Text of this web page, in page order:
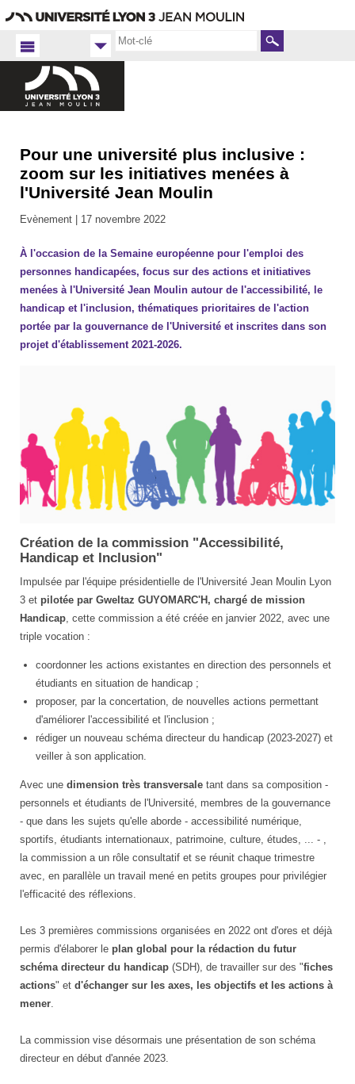
Rechercher
Accueil
Université
2023
Pour une université plus inclusive :
zoom sur les initiatives menées à
l'Université Jean Moulin
Evènement | 17 novembre 2022
À l'occasion de la Semaine européenne pour l'emploi des
personnes handicapées, focus sur des actions et initiatives
menées à l'Université Jean Moulin autour de l'accessibilité, le
handicap et l'inclusion, thématiques prioritaires de l'action
portée par la gouvernance de l'Université et inscrites dans son
projet d'établissement 2021-2026.
Création de la commission "Accessibilité,
Handicap et Inclusion"
Impulsée par l'équipe présidentielle de l'Université Jean Moulin Lyon
3 et pilotée par Gweltaz GUYOMARC'H, chargé de mission
Handicap , cette commission a été créée en janvier 2022, avec une
triple vocation :
coordonner les actions existantes en direction des personnels et
étudiants en situation de handicap ;
proposer, par la concertation, de nouvelles actions permettant
d'améliorer l'accessibilité et l'inclusion ;
rédiger un nouveau schéma directeur du handicap (2023-2027) et
veiller à son application.
Avec une dimension très transversale tant dans sa composition -
personnels et étudiants de l'Université, membres de la gouvernance
- que dans les sujets qu'elle aborde - accessibilité numérique,
sportifs, étudiants internationaux, patrimoine, culture, études, ... - ,
la commission a un rôle consultatif et se réunit chaque trimestre
avec, en parallèle un travail mené en petits groupes pour privilégier
l'efficacité des réflexions.
Les 3 premières commissions organisées en 2022 ont d'ores et déjà
permis d'élaborer le plan global pour la rédaction du futur
schéma directeur du handicap (SDH), de travailler sur des "fiches
actions" et d'échanger sur les axes, les objectifs et les actions à
mener
La commission vise désormais une présentation de son schéma
directeur en début d'année 2023.